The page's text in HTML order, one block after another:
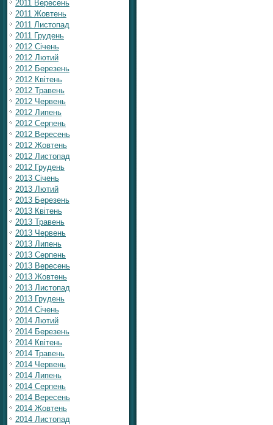
2011 Вересень
2011 Жовтень
2011 Листопад
2011 Грудень
2012 Січень
2012 Лютий
2012 Березень
2012 Квітень
2012 Травень
2012 Червень
2012 Липень
2012 Серпень
2012 Вересень
2012 Жовтень
2012 Листопад
2012 Грудень
2013 Січень
2013 Лютий
2013 Березень
2013 Квітень
2013 Травень
2013 Червень
2013 Липень
2013 Серпень
2013 Вересень
2013 Жовтень
2013 Листопад
2013 Грудень
2014 Січень
2014 Лютий
2014 Березень
2014 Квітень
2014 Травень
2014 Червень
2014 Липень
2014 Серпень
2014 Вересень
2014 Жовтень
2014 Листопад